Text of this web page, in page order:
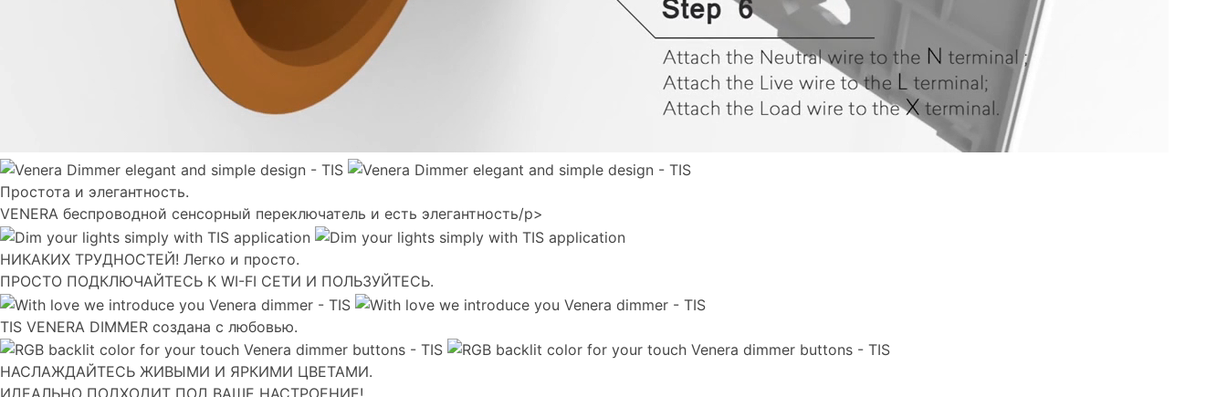
Простота и элегантность.
VENERA беспроводной сенсорный переключатель и есть элегантность/p>
НИКАКИХ ТРУДНОСТЕЙ! Легко и просто.
ПРОСТО ПОДКЛЮЧАЙТЕСЬ К WI-FI СЕТИ И ПОЛЬЗУЙТЕСЬ.
TIS VENERA DIMMER создана с любовью.
НАСЛАЖДАЙТЕСЬ ЖИВЫМИ И ЯРКИМИ ЦВЕТАМИ.